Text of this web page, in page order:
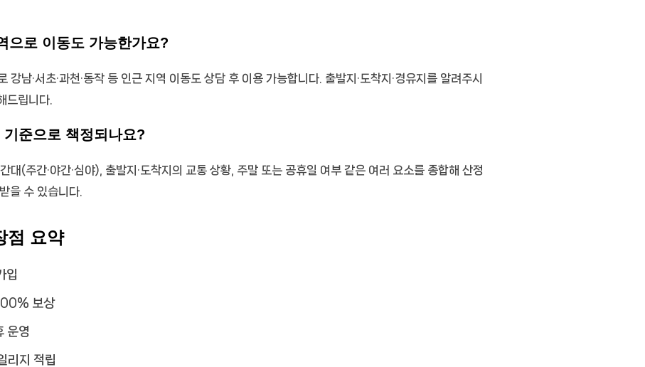
으로 이동도 가능한가요?
남·서초·과천·동작 등 인근 지역 이동도 상담 후 이용 가능합니다. 출발지·도착지·경유지를 알려주시
드립니다.
준으로 책정되나요?
대(주간·야간·심야), 출발지·도착지의 교통 상황, 주말 또는 공휴일 여부 같은 여러 요소를 종합해 산정
을 수 있습니다.
점 요약
입
보상
운영
리지 적립